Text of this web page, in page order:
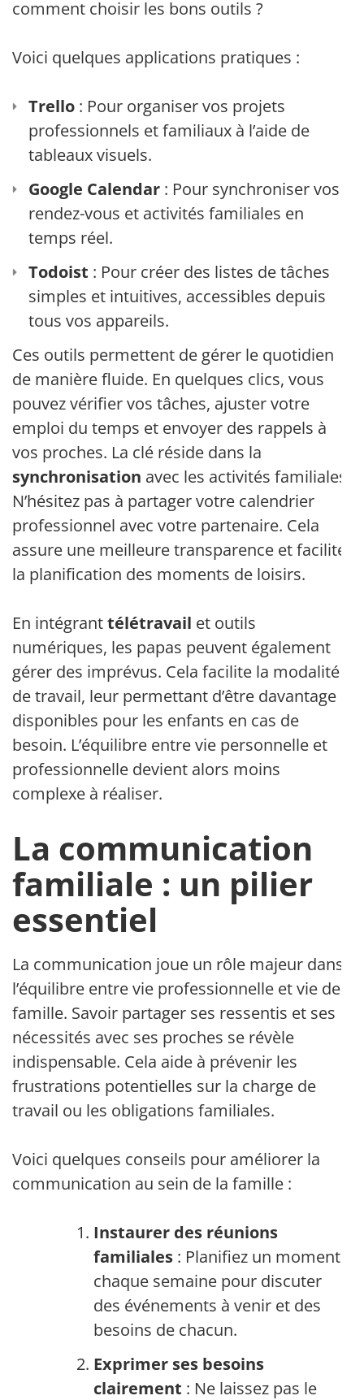
comment choisir les bons outils ?
Voici quelques applications pratiques :
Trello : Pour organiser vos projets
professionnels et familiaux à l’aide de
tableaux visuels.
Google Calendar : Pour synchroniser vos
rendez-vous et activités familiales en
temps réel.
Todoist : Pour créer des listes de tâches
simples et intuitives, accessibles depuis
tous vos appareils.
Ces outils permettent de gérer le quotidien
de manière fluide. En quelques clics, vous
pouvez vérifier vos tâches, ajuster votre
emploi du temps et envoyer des rappels à
vos proches. La clé réside dans la
synchronisation avec les activités familiales.
N’hésitez pas à partager votre calendrier
professionnel avec votre partenaire. Cela
assure une meilleure transparence et facilite
la planification des moments de loisirs.
En intégranttélétravail et outils
numériques, les papas peuvent également
gérer des imprévus. Cela facilite la modalité
de travail, leur permettant d’être davantage
disponibles pour les enfants en cas de
besoin. L’équilibre entre vie personnelle et
professionnelle devient alors moins
complexe à réaliser.
La communication
familiale : un pilier
essentiel
La communication joue un rôle majeur dans
l’équilibre entre vie professionnelle et vie de
famille. Savoir partager ses ressentis et ses
nécessités avec ses proches se révèle
indispensable. Cela aide à prévenir les
frustrations potentielles sur la charge de
travail ou les obligations familiales.
Voici quelques conseils pour améliorer la
communication au sein de la famille :
Instaurer des réunions
familiales : Planifiez un moment
chaque semaine pour discuter
des événements à venir et des
besoins de chacun.
Exprimer ses besoins
clairement : Ne laissez pas le